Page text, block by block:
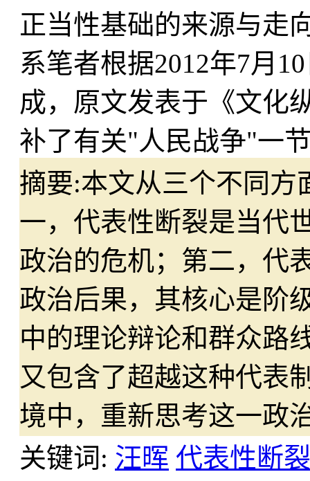
正当性基础的来源与走
系笔者根据2012年7月
成，原文发表于《文化
补了有关"人民战争"一
摘要:本文从三个不同方
一，代表性断裂是当代
政治的危机；第二，代
政治后果，其核心是阶
中的理论辩论和群众路
又包含了超越这种代表
境中，重新思考这一政
关键词: 汪晖 代表性断裂